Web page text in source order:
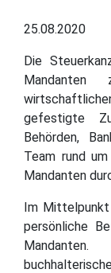
25.08.2020
Die
Mandanten
gefestigte
Behörden,
Team rund
Mandanten
Im
persönliche